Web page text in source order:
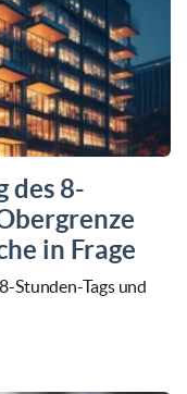
des 8-
in Frage
Stunden-Tags und